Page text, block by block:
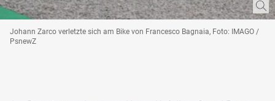
Johann Zarco verletzte sich am Bike von Francesco Bagnaia, Foto: IMAGO /
PsnewZ